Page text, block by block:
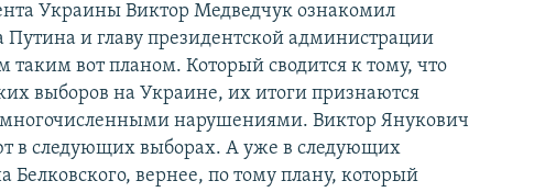
Украины Виктор Медведчук ознакомил
и главу президентской администрации
вот планом. Который сводится к тому, что
выборов на Украине, их итоги признаются
многочисленными нарушениями. Виктор Янукович
в следующих выборах. А уже в следующих
вернее, по тому плану, который